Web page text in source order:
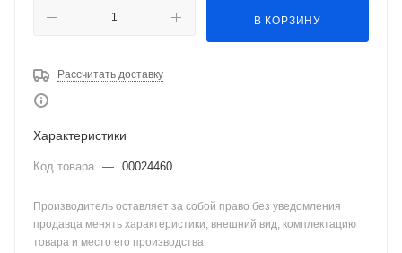
В КОРЗИНУ
Рассчитать доставку
Характеристики
Код товара — 00024460
Производитель оставляет за собой право без уведомления
продавца менять характеристики, внешний вид, комплектацию
товара и место его производства.